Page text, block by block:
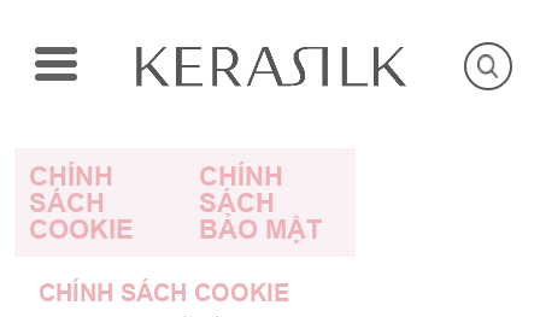
CHÍNH
SÁCH
COOKIE
CHÍNH
SÁCH
BẢO MẬT
CHÍNH SÁCH COOKIE